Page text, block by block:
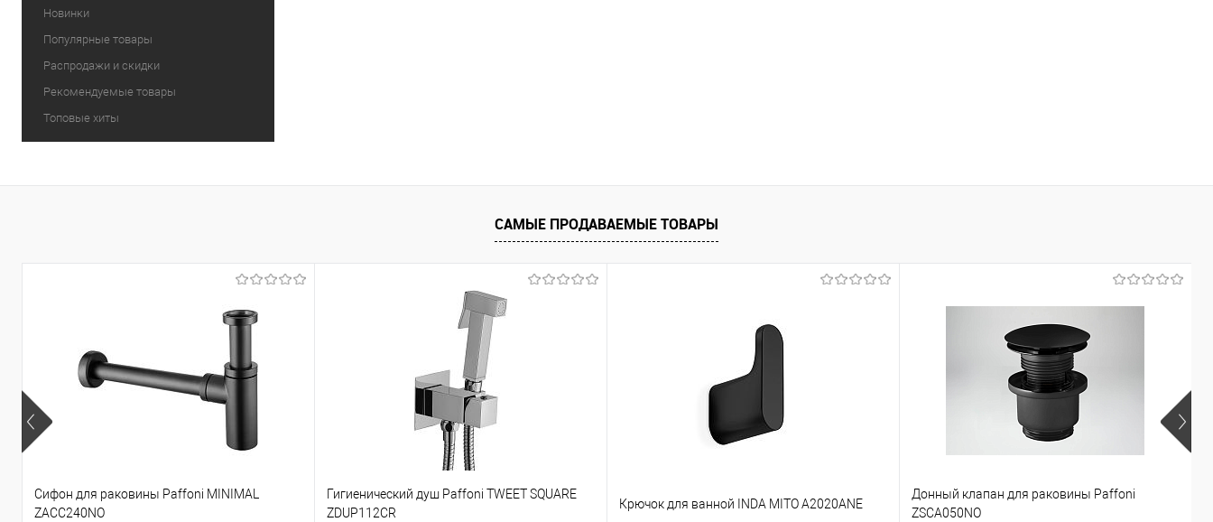
Новинки
Популярные товары
Распродажи и скидки
Рекомендуемые товары
Топовые хиты
САМЫЕ ПРОДАВАЕМЫЕ ТОВАРЫ
Сифон для раковины Paffoni MINIMAL
ZACC240NO
Гигиенический душ Paffoni TWEET SQUARE
ZDUP112CR
Крючок для ванной INDA MITO A2020ANE
Донный клапан для раковины Paffoni
ZSCA050NO